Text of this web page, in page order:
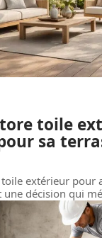
toile
sa
extérieur pour
une décision qui